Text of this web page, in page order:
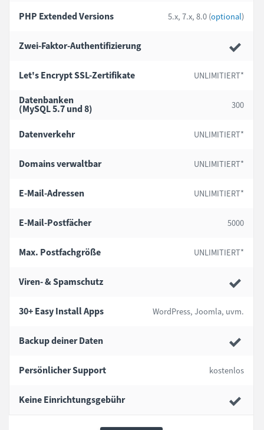
PHP Extended Versions 5.x, 7.x, 8.0 (optional)
Zwei-Faktor-Authentifizierung
Let's EncryptSSL-Zertifikate UNLIMITIERT*
Datenbanken
(MySQL 5.7 und 8) 300
Datenverkehr UNLIMITIERT*
Domains verwaltbar UNLIMITIERT*
E-Mail-Adressen UNLIMITIERT*
E-Mail-Postfächer 5000
Max. Postfachgröße UNLIMITIERT*
Viren- & Spamschutz
30+ Easy Install Apps WordPress, Joomla, uvm.
Backup deiner Daten
Persönlicher Support kostenlos
Keine Einrichtungsgebühr